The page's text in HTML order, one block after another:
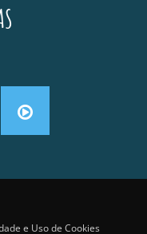
e Uso de Cookies